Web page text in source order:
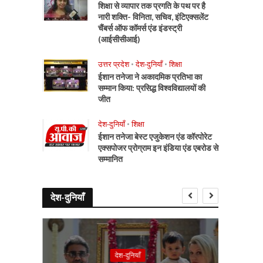
शिक्षा से व्यापार तक प्रगति के पथ पर है
नारी शक्ति- विनिता, सचिव, इंटिएक्सलेंट
चैंबर्स ऑफ कॉमर्स एंड इंडस्ट्री
(आईसीसीआई)
उत्तर प्रदेश • देश-दुनियाँ • शिक्षा
ईशान तनेजा ने अकादमिक प्रतिभा का
सम्मान किया: प्रसिद्ध विश्वविद्यालयों की
जीत
देश-दुनियाँ • शिक्षा
ईशान तनेजा बेस्ट एजुकेशन एंड कॉरपोरेट
एक्सपोजर प्रोग्राम इन इंडिया एंड एबरोड से
सम्मानित
देश-दुनियाँ
देश-दुनियाँ